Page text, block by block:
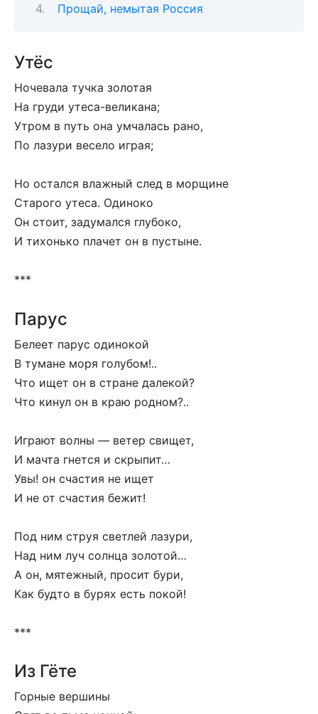
Прощай, немытая Россия
Утёс
Ночевала тучка золотая
На груди утеса-великана;
Утром в путь она умчалась рано,
По лазури весело играя;
Но остался влажный след в морщине
Старого утеса. Одиноко
Он стоит, задумался глубоко,
И тихонько плачет он в пустыне.
***
Парус
Белеет парус одинокой
В тумане моря голубом!..
Что ищет он в стране далекой?
Что кинул он в краю родном?..
Играют волны — ветер свищет,
И мачта гнется и скрыпит…
Увы! он счастия не ищет
И не от счастия бежит!
Под ним струя светлей лазури,
Над ним луч солнца золотой…
А он, мятежный, просит бури,
Как будто в бурях есть покой!
***
Из Гёте
Горные вершины